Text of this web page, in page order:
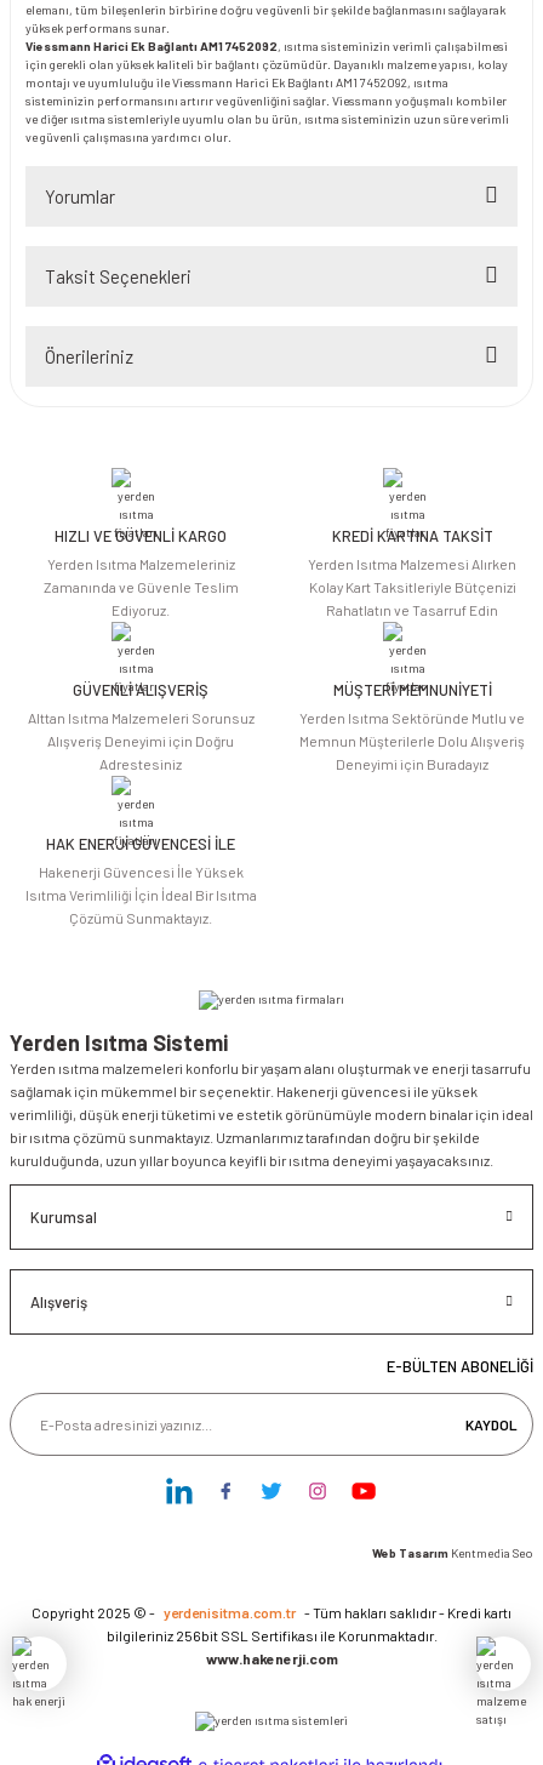
elemanı, tüm bileşenlerin birbirine doğru ve güvenli bir şekilde bağlanmasını sağlayarak
yüksek performans sunar.
Viessmann Harici Ek Bağlantı AM1 7452092, ısıtma sisteminizin verimli çalışabilmesi
için gerekli olan yüksek kaliteli bir bağlantı çözümüdür. Dayanıklı malzeme yapısı, kolay
montajı ve uyumluluğu ile Viessmann Harici Ek Bağlantı AM1 7452092, ısıtma
sisteminizin performansını artırır ve güvenliğini sağlar. Viessmann yoğuşmalı kombiler
ve diğer ısıtma sistemleriyle uyumlu olan bu ürün, ısıtma sisteminizin uzun süre verimli
ve güvenli çalışmasına yardımcı olur.
Yorumlar
Taksit Seçenekleri
Önerileriniz
iletebilirsiniz.
Görüş ve önerileriniz için teşekkür ederiz.
Ürün açıklamasında eksik bilgiler bulunuyor.
Ürün bilgilerinde hatalar bulunuyor.
Ürün fiyatı diğer sitelerden daha pahalı.
Bu ürüne benzer farklı alternatifler olmalı.
HIZLI VE GÜVENLİ KARGO
Yerden Isıtma Malzemeleriniz
Zamanında ve Güvenle Teslim
Ediyoruz.
KREDİ KARTINA TAKSİT
Yerden Isıtma Malzemesi Alırken
Kolay Kart Taksitleriyle Bütçenizi
Rahatlatın ve Tasarruf Edin
GÜVENLİ ALIŞVERİŞ
Alttan Isıtma Malzemeleri Sorunsuz
Alışveriş Deneyimi için Doğru
Adrestesiniz
MÜŞTERİ MEMNUNİYETİ
Yerden Isıtma Sektöründe Mutlu ve
Memnun Müşterilerle Dolu Alışveriş
Deneyimi için Buradayız
HAK ENERJİ GÜVENCESİ İLE
Hakenerji Güvencesi İle Yüksek
Isıtma Verimliliği İçin İdeal Bir Isıtma
Çözümü Sunmaktayız.
Yerden Isıtma Sistemi
Yerden ısıtma malzemeleri konforlu bir yaşam alanı oluşturmak ve enerji tasarrufu
sağlamak için mükemmel bir seçenektir. Hakenerji güvencesi ile yüksek
verimliliği, düşük enerji tüketimi ve estetik görünümüyle modern binalar için ideal
bir ısıtma çözümü sunmaktayız. Uzmanlarımız tarafından doğru bir şekilde
kurulduğunda, uzun yıllar boyunca keyifli bir ısıtma deneyimi yaşayacaksınız.
Kurumsal
Alışveriş
E-BÜLTEN ABONELİĞİ
KAYDOL
Web Tasarım Kentmedia Seo
Copyright 2025 © - yerdenisitma.com.tr - Tüm hakları saklıdır - Kredi kartı
bilgileriniz 256bit SSL Sertifikası ile Korunmaktadır.
www.hakenerji.com